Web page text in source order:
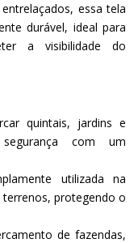
essa tela
durável, ideal para
a visibilidade do
quintais, jardins e
segurança com um
utilizada na
protegendo o
de fazendas,